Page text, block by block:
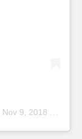
Nov 9, 2018 at 7:11am PST